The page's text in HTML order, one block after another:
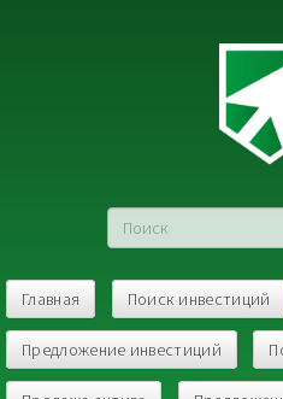
Главная Поиск инвестиций
Предложение инвестиций